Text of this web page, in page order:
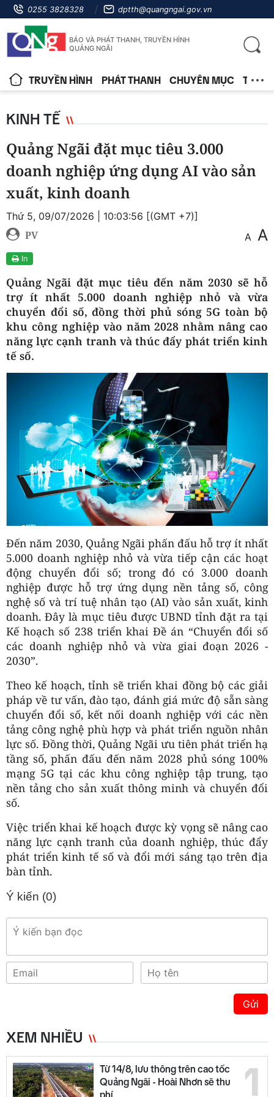
0255 3828328 dptth@quangngai.gov.vn
BÁO VÀ PHÁT THANH, TRUYỀN HÌNH
QUẢNG NGÃI
TRUYỀN HÌNH PHÁT THANH CHUYÊN MỤC TIN
KINH TẾ
Quảng Ngãi đặt mục tiêu 3.000
doanh nghiệp ứng dụng AI vào sản
xuất, kinh doanh
Thứ 5, 09/07/2026 | 10:03:56 [(GMT +7)]
PV A A
In
Quảng Ngãi đặt mục tiêu đến năm 2030 sẽ hỗ
trợ ít nhất 5.000 doanh nghiệp nhỏ và vừa
chuyển đổi số, đồng thời phủ sóng 5G toàn bộ
khu công nghiệp vào năm 2028 nhằm nâng cao
năng lực cạnh tranh và thúc đẩy phát triển kinh
tế số.
Đến năm 2030, Quảng Ngãi phấn đấu hỗ trợ ít nhất
5.000 doanh nghiệp nhỏ và vừa tiếp cận các hoạt
động chuyển đổi số; trong đó có 3.000 doanh
nghiệp được hỗ trợ ứng dụng nền tảng số, công
nghệ số và trí tuệ nhân tạo (AI) vào sản xuất, kinh
doanh. Đây là mục tiêu được UBND tỉnh đặt ra tại
Kế hoạch số 238 triển khai Đề án “Chuyển đổi số
các doanh nghiệp nhỏ và vừa giai đoạn 2026 -
2030”.
Theo kế hoạch, tỉnh sẽ triển khai đồng bộ các giải
pháp về tư vấn, đào tạo, đánh giá mức độ sẵn sàng
chuyển đổi số, kết nối doanh nghiệp với các nền
tảng công nghệ phù hợp và phát triển nguồn nhân
lực số. Đồng thời, Quảng Ngãi ưu tiên phát triển hạ
tầng số, phấn đấu đến năm 2028 phủ sóng 100%
mạng 5G tại các khu công nghiệp tập trung, tạo
nền tảng cho sản xuất thông minh và chuyển đổi
số.
Việc triển khai kế hoạch được kỳ vọng sẽ nâng cao
năng lực cạnh tranh của doanh nghiệp, thúc đẩy
phát triển kinh tế số và đổi mới sáng tạo trên địa
bàn tỉnh.
Ý kiến (0)
Gửi
XEM NHIỀU
1
Từ 14/8, lưu thông trên cao tốc
Quảng Ngãi - Hoài Nhơn sẽ thu
phí